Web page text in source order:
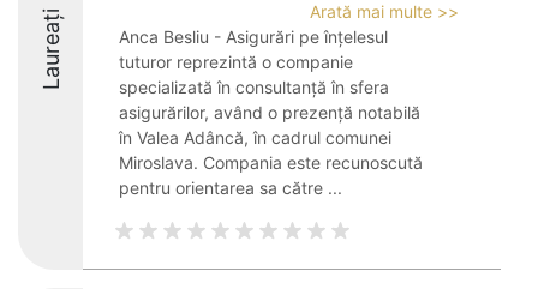
Laureați
Arată mai multe >>
Anca Besliu - Asigurări pe înțelesul
tuturor reprezintă o companie
specializată în consultanță în sfera
asigurărilor, având o prezență notabilă
în Valea Adâncă, în cadrul comunei
Miroslava. Compania este recunoscută
pentru orientarea sa către ...